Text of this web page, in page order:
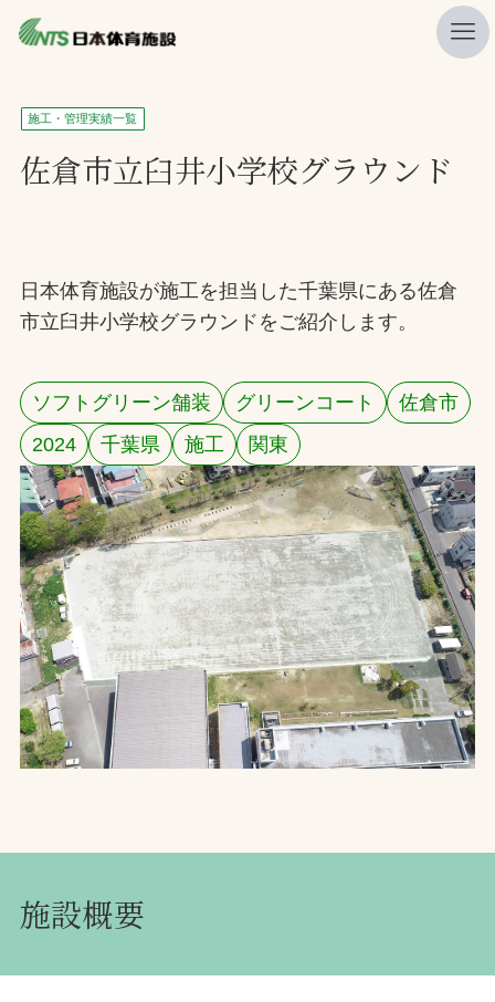
私たちの強み
ニュース
製品・サービス一覧
施工・管理実績一覧
採用情報
検索
お問合せ
お取引先の皆様へ
プライバシーポリシー
ソーシャルメディアポリシー
InstagramFacebookYouTube
施工・管理実績一覧
佐倉市立臼井小学校グラウンド
日本体育施設が施工を担当した千葉県にある佐倉
市立臼井小学校グラウンドをご紹介します。
ソフトグリーン舗装 グリーンコート
佐倉市
2024
千葉県 施工 関東
施設概要